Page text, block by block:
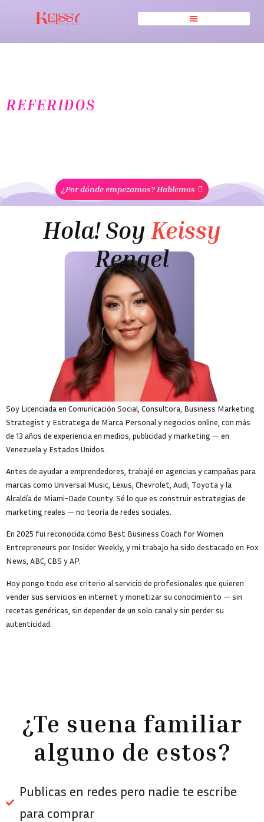
REFERIDOS
¿Por dónde empezamos? Hablemos
Hola! Soy Keissy
Rengel
Soy Licenciada en Comunicación Social, Consultora, Business Marketing
Strategist y Estratega de Marca Personal y negocios online, con más
de 13 años de experiencia en medios, publicidad y marketing — en
Venezuela y Estados Unidos.
Antes de ayudar a emprendedores, trabajé en agencias y campañas para
marcas como Universal Music, Lexus, Chevrolet, Audi, Toyota y la
Alcaldía de Miami-Dade County. Sé lo que es construir estrategias de
marketing reales — no teoría de redes sociales.
En 2025 fui reconocida como Best Business Coach for Women
Entrepreneurs por Insider Weekly, y mi trabajo ha sido destacado en Fox
News, ABC, CBS y AP.
Hoy pongo todo ese criterio al servicio de profesionales que quieren
vender sus servicios en internet y monetizar su conocimiento — sin
recetas genéricas, sin depender de un solo canal y sin perder su
autenticidad.
¿Te suena familiar
alguno de estos?
Publicas en redes pero nadie te escribe
para comprar